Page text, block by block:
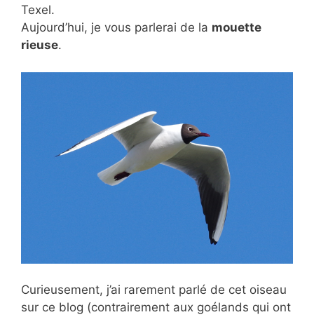
Texel.
Aujourd’hui, je vous parlerai de la mouette
rieuse.
Curieusement, j’ai rarement parlé de cet oiseau
sur ce blog (contrairement aux goélands qui ont